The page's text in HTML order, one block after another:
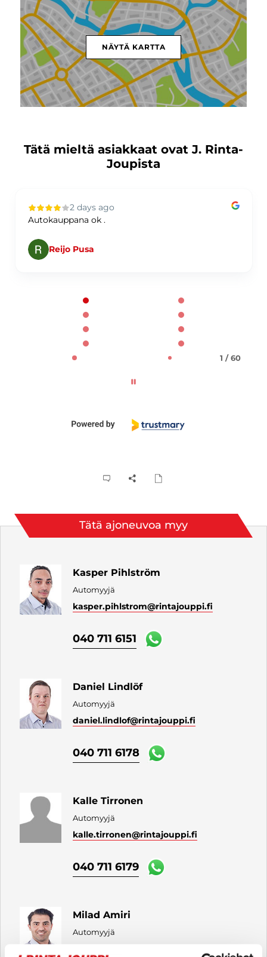
NÄYTÄ KARTTA
Tätä mieltä asiakkaat ovat J. Rinta-
Joupista
2 days ago
Autokauppana ok .
Reijo Pusa
1 / 60
Tätä ajoneuvoa myy
Kasper Pihlström
Automyyjä
kasper.pihlstrom@rintajouppi.fi
040 711 6151
Daniel Lindlöf
Automyyjä
daniel.lindlof@rintajouppi.fi
040 711 6178
Kalle Tirronen
Automyyjä
kalle.tirronen@rintajouppi.fi
040 711 6179
Milad Amiri
Automyyjä